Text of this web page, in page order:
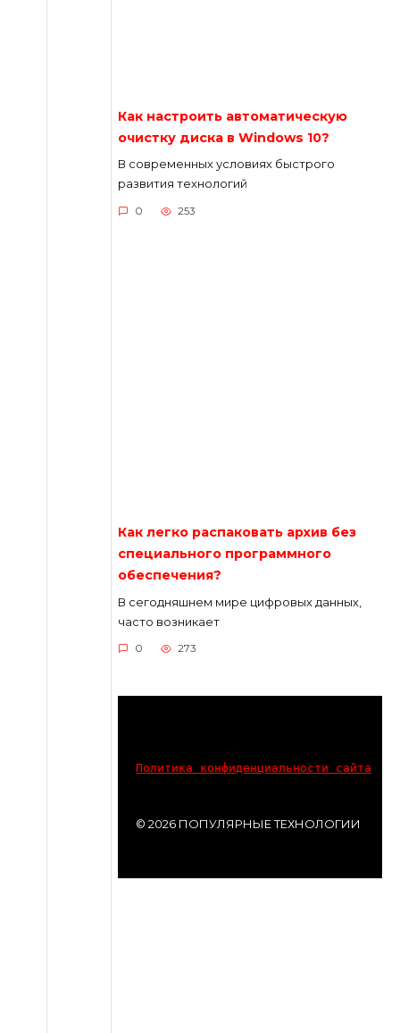
Как настроить автоматическую
очистку диска в Windows 10?
В современных условиях быстрого
развития технологий
0 253
Как легко распаковать архив без
специального программного
обеспечения?
В сегодняшнем мире цифровых данных,
часто возникает
0 273
Политика конфиденциальности сайта
© 2026 ПОПУЛЯРНЫЕ ТЕХНОЛОГИИ